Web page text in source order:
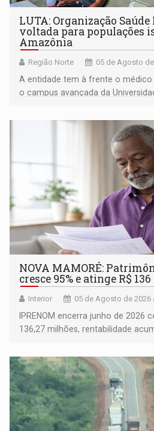
LUTA: Organização
voltada para populações
Amazônia
Região Norte 05 de Agosto
A entidade tem à frente o médico
o campus avançada da
NOVA MAMORÉ:
cresce 95% e atinge R$
Interior 05 de Agosto de 2026
IPRENOM encerra junho de 2026
136,27 milhões, rentabilidade